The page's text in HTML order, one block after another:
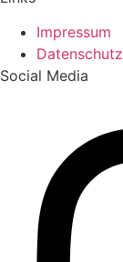
Impressum
Datenschutz
Social Media